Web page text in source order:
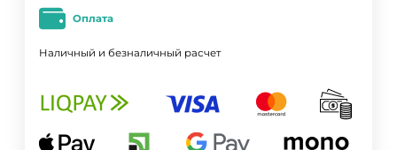
Оплата
Наличный и безналичный расчет